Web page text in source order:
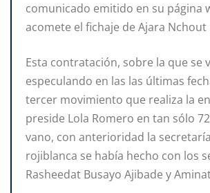
comunicado emitido en su página
acomete el fichaje de Ajara Nchout
Esta contratación, sobre la que se
especulando en las las últimas
tercer movimiento que realiza la
preside Lola Romero en tan sólo
vano, con anterioridad la
rojiblanca se había hecho con los
Rasheedat Busayo Ajibade y